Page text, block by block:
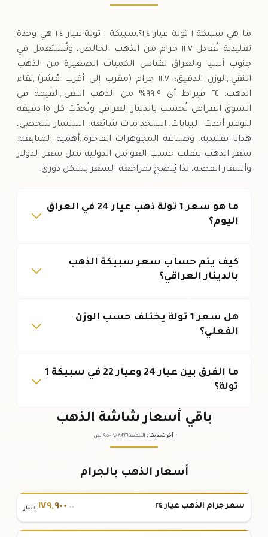
ما هي سبيكة ١ تولة عيار ٢٤؟,سبيكة ١ تولة عيار ٢٤ هي وحدة
تقليدية تُعادل ١١.٧ جرام من الذهب الخالص، وتُستعمل في
جنوب آسيا والعراق لقياس الكميات الصغيرة من الذهب
النقي.,الوزن الدقيق: ١١.٧ جرام (مقرب إلى أقرب عُشر).,نقاء
الذهب: ٢٤ قيراط أي ٩٩.٩% من الذهب النقي.,القيمة في
السوق العراقي تُحسب بالدينار العراقي وتُحدّث كل ١٥ دقيقة
لتوفير أحدث البيانات.,استخدامات شائعة: استثمار شخصي،
هدايا تقليدية، وصناعة المجوهرات الفاخرة.,أهمية المتابعة:
سعر الذهب يتقلب حسب العوامل الدولية مثل سعر الدولار
وأسعار الفضة، لذا يُنصح بمراجعة السعر بشكل دوري.
ما هو سعر 1 تولة ذهب عيار 24 في العراق
اليوم؟
كيف يتم حساب سعر سبيكة الذهب
بالدينار العراقي؟
هل سعر 1 تولة يختلف حسب الوزن
الفعلي؟
ما الفرق بين عيار 24 وعيار 22 في سبيكة 1
تولة؟
باقي أسعار شاشة الذهب
آخر تحديث : الجمعة ٠٧ /٠٨/٢٠٢٦ - ٠٩:٠٥ ص
أسعار الذهب بالجرام
سعر جرام الذهب عيار ٢٤ ١٧٩,٩٠٠.٠٠ دينار